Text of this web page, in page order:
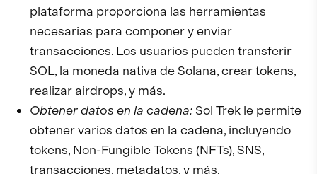
plataforma proporciona las herramientas
necesarias para componer y enviar
transacciones. Los usuarios pueden transferir
SOL, la moneda nativa de Solana, crear tokens,
realizar airdrops, y más.
Obtener datos en la cadena:Sol Trek le permite
obtener varios datos en la cadena, incluyendo
tokens, Non-Fungible Tokens (NFTs), SNS,
transacciones, metadatos, y más.